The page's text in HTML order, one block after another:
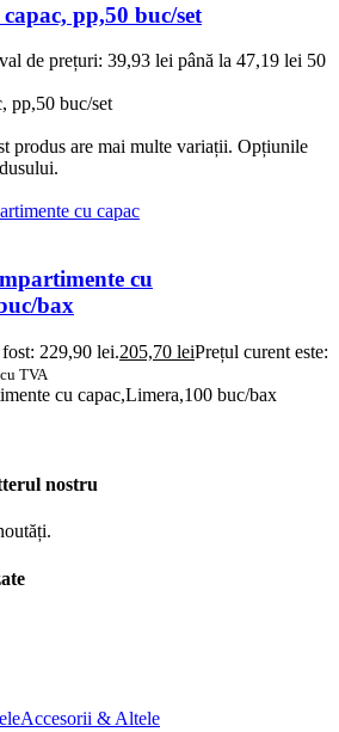
pp,50 buc/set
de prețuri: 39,93 lei până la 47,19 lei 50
pp,50 buc/set
produs are mai multe variații. Opțiunile
cu
bax
229,90 lei.205,70 leiPrețul curent este:
cu TVA
cu capac,Limera,100 buc/bax
nostru
Accesorii & Altele